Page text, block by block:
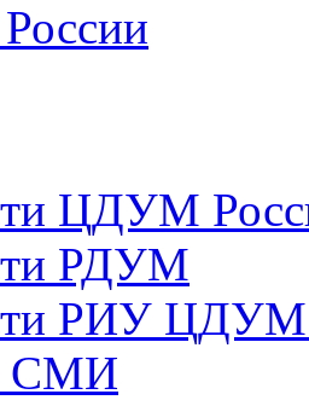
ЦДУМ
РДУМ
РИУ ЦДУМ
СМИ